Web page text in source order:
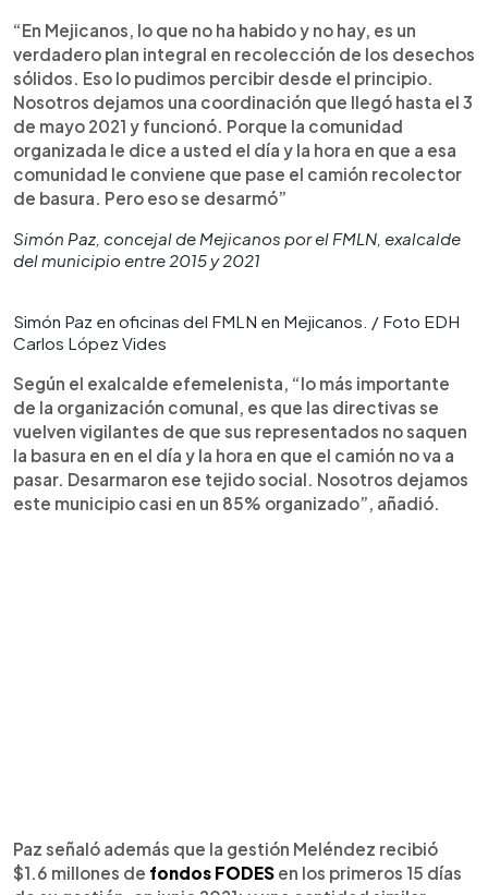
“En Mejicanos, lo que no ha habido y no hay, es un
verdadero plan integral en recolección de los desechos
sólidos. Eso lo pudimos percibir desde el principio.
Nosotros dejamos una coordinación que llegó hasta el 3
de mayo 2021 y funcionó. Porque la comunidad
organizada le dice a usted el día y la hora en que a esa
comunidad le conviene que pase el camión recolector
de basura. Pero eso se desarmó”
Simón Paz, concejal de Mejicanos por el FMLN, exalcalde
del municipio entre 2015 y 2021
Simón Paz en oficinas del FMLN en Mejicanos. / Foto EDH
Carlos López Vides
Según el exalcalde efemelenista, “lo más importante
de la organización comunal, es que las directivas se
vuelven vigilantes de que sus representados no saquen
la basura en en el día y la hora en que el camión no va a
pasar. Desarmaron ese tejido social. Nosotros dejamos
este municipio casi en un 85% organizado”, añadió.
Paz señaló además que la gestión Meléndez recibió
$1.6 millones de fondos FODES en los primeros 15 días